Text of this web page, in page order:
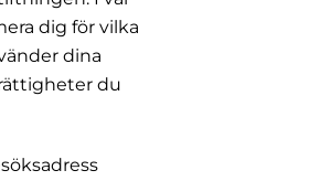
dig för vilka
dina
du